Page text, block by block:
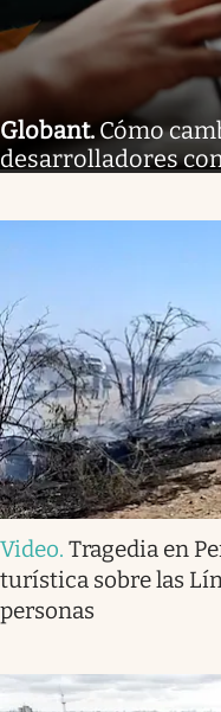
Globant. Cómo
desarrolladores
Video. Tragedia en
turística sobre las
personas